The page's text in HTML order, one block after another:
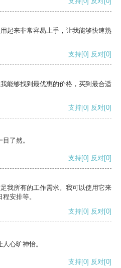
起来非常容易上手，让我能够快速熟
支持[0] 反对[0]
能够找到最优惠的价格，买到最合适
支持[0] 反对[0]
了然。
支持[0] 反对[0]
我所有的工作需求。我可以使用它来
安排等。
支持[0] 反对[0]
心旷神怡。
支持[0] 反对[0]